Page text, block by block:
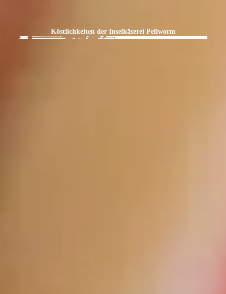
Köstlichkeiten der Inselkäserei Pellworm